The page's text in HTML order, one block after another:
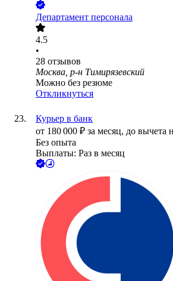
Департамент персонала
4.5
•
28 отзывов
Москва, р-н Тимирязевский
Можно без резюме
Откликнуться
Курьер в банк
от 180 000 ₽ за месяц, до вычета
Без опыта
Выплаты: Раз в месяц